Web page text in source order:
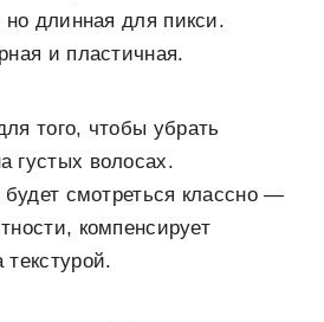
но длинная для пикси.
и пластичная.
того, чтобы убрать
густых волосах.
смотреться классно —
компенсирует